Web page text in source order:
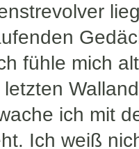
fühle mich
letzten
ich mit
Ich weiß